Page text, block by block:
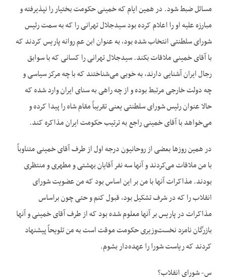
مسائل ضبط شود. در همین ایام که خمینی حکومت بختیار را نپذیرفته و
مبارزه علیه او را اعلام کرده بود سیدجلال تهرانی را که به سمت رئیس
شورای سلطنتی انتخاب شده بود، به عنوان ابن عم روانه پاریس کردند که
با آقای خمینی ملاقات بکند. سیدجلال تهرانی را کسانی که با سوابق
رجال ایران آشنایی دارند، به خوبی می‌‌شناختند که با چه مرکز سیاسی و
چه دولت خارجی مرتبط بوده و از چه راهی به سنای ایران وارد شده که
حالا عنوان رئیس شورای سلطنتی یعنی تقریباً مقام شاه را پیدا کرده و
می‌‌خواهد با آقای خمینی راجع به ترتیب حکومت ایران مذاکره کند.
در همین روزها بعضی از روحانیون درجه اول از طرف آقای خمینی متناوباً
با من ملاقات می‌‌کردند و آنها سه نفر آقایان بهشتی و مطهری و منتظری
بودند. مذاکرات آنها با من بر این اساس بود که من عضویت شورای
انقلاب را که در شرف تشکیل بود، قبول کنم و حتی چون براساس
مذاکرات در پاریس بر آنها معلوم شده بود که از طرف آقای خمینی و آنها
بازرگان نامزد نخست‌وزیری حکومت موقت است به من تلویحاً پیشنهاد
کردند که ریاست شورا را عهده‌‌دار بشوم.
س- شورای انقلاب؟